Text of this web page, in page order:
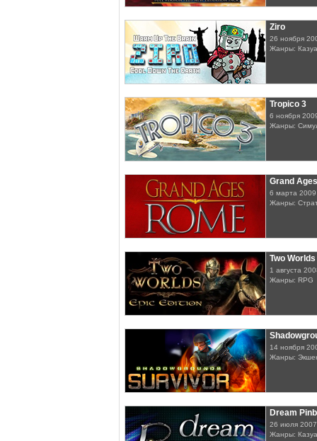
Ziro
26 ноября
Жанры:
Tropico 3
6 ноября
Жанры:
Grand
6 марта 2009
Жанры:
Two
1 августа
Жанры: RPG
14 ноября
Жанры:
Dream
26 июля 2007
Жанры: